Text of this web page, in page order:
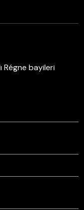
Régne bayileri